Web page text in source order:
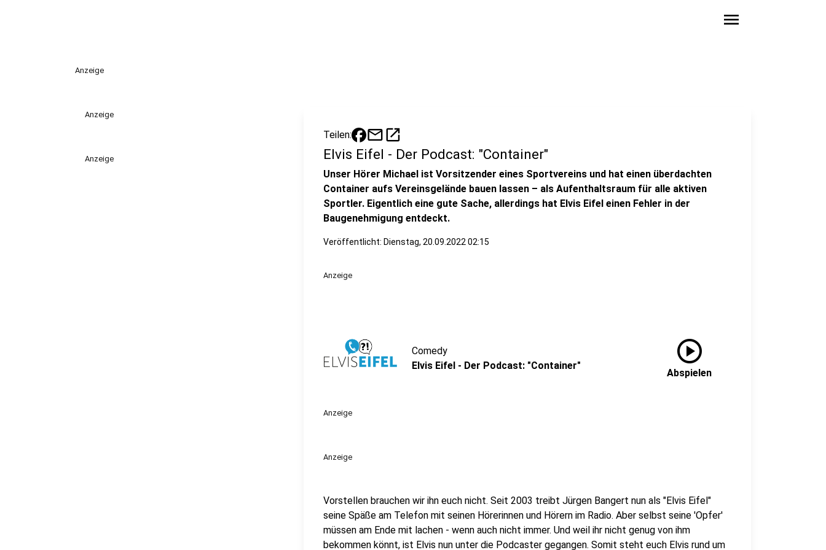
menu
Anzeige
Anzeige
Anzeige
Teilen: mailopen_in_new
Elvis Eifel - Der Podcast: "Container"
Unser Hörer Michael ist Vorsitzender eines Sportvereins und hat einen überdachten
Container aufs Vereinsgelände bauen lassen – als Aufenthaltsraum für alle aktiven
Sportler. Eigentlich eine gute Sache, allerdings hat Elvis Eifel einen Fehler in der
Baugenehmigung entdeckt.
Veröffentlicht: Dienstag, 20.09.2022 02:15
Anzeige
Comedy
Elvis Eifel - Der Podcast: "Container"
play_circle
Abspielen
Anzeige
Anzeige
Vorstellen brauchen wir ihn euch nicht. Seit 2003 treibt Jürgen Bangert nun als "Elvis Eifel"
seine Späße am Telefon mit seinen Hörerinnen und Hörern im Radio. Aber selbst seine 'Opfer'
müssen am Ende mit lachen - wenn auch nicht immer. Und weil ihr nicht genug von ihm
bekommen könnt, ist Elvis nun unter die Podcaster gegangen. Somit steht euch Elvis rund um